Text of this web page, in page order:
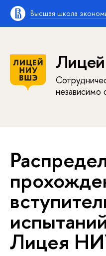
Высшая школа
независимо
Лицея